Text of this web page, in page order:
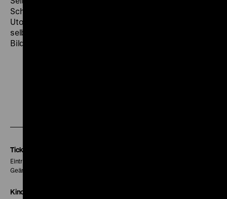
Schwierigkeiten und zeichnet eine nachhallende
Utopie der Gemeinschaft der Bergleute, deren Kraft er
selbst im unheilvollen und leider prophetischen letzten
Bild des Films in Frage stellt. (ph)
Tickets
Eintritt 5 €
Geänderte Preise sind im Programm vermerkt.
Kinokasse